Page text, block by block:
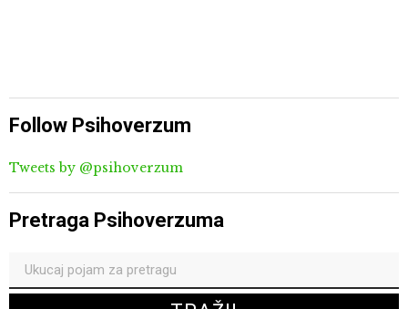
Follow Psihoverzum
Tweets by @psihoverzum
Pretraga Psihoverzuma